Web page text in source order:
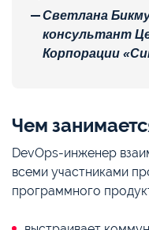
Светлана
консультант
Корпорации
Чем
DevOps-инженер
всеми участниками
программного